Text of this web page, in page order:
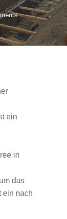
ein
in
das
ein nach